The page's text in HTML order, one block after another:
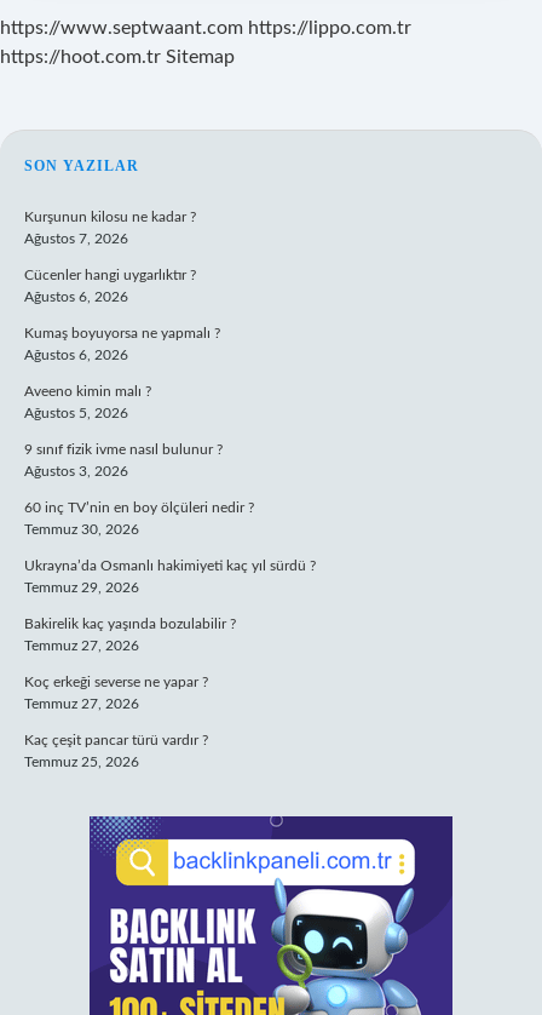
https://www.septwaant.com https://lippo.com.tr
https://hoot.com.tr Sitemap
SIDEBAR
SON YAZILAR
Kurşunun kilosu ne kadar ?
Ağustos 7, 2026
Cücenler hangi uygarlıktır ?
Ağustos 6, 2026
Kumaş boyuyorsa ne yapmalı ?
Ağustos 6, 2026
Aveeno kimin malı ?
Ağustos 5, 2026
9 sınıf fizik ivme nasıl bulunur ?
Ağustos 3, 2026
60 inç TV’nin en boy ölçüleri nedir ?
Temmuz 30, 2026
Ukrayna’da Osmanlı hakimiyeti kaç yıl sürdü ?
Temmuz 29, 2026
Bakirelik kaç yaşında bozulabilir ?
Temmuz 27, 2026
Koç erkeği severse ne yapar ?
Temmuz 27, 2026
Kaç çeşit pancar türü vardır ?
Temmuz 25, 2026